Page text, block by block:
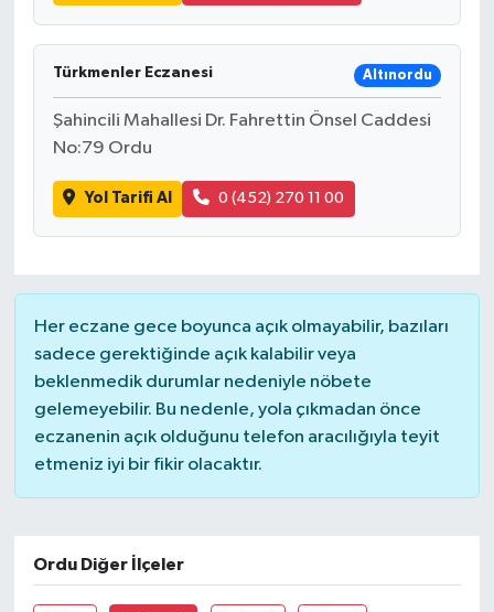
Türkmenler Eczanesi Altınordu
Şahincili Mahallesi Dr. Fahrettin Önsel Caddesi
No:79 Ordu
Yol Tarifi Al 0 (452) 270 11 00
Her eczane gece boyunca açık olmayabilir, bazıları
sadece gerektiğinde açık kalabilir veya
beklenmedik durumlar nedeniyle nöbete
gelemeyebilir. Bu nedenle, yola çıkmadan önce
eczanenin açık olduğunu telefon aracılığıyla teyit
etmeniz iyi bir fikir olacaktır.
Ordu Diğer İlçeler